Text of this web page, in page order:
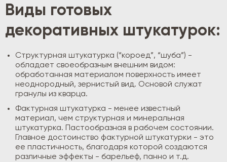
Виды готовых
декоративных штукатурок:
Структурная штукатурка (“короед”, “шуба”) -
обладает своеобразным внешним видом:
обработанная материалом поверхность имеет
неоднородный, зернистый вид. Основой служат
гранулы из кварца.
Фактурная штукатурка - менее известный
материал, чем структурная и минеральная
штукатурка. Пастообразная в рабочем состоянии.
Главное достоинство фактурной штукатурки - это
ее пластичность, благодаря которой создаются
различные эффекты - барельеф, панно и т.д.